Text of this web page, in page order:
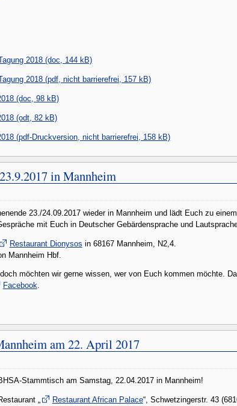
2018 (doc, 144 kB)
2018 (pdf, nicht barrierefrei, 157 kB)
(doc, 98 kB)
(odt, 82 kB)
(pdf-Druckversion, nicht barrierefrei, 158 kB)
in Mannheim
23./24.09.2017 wieder in Mannheim und lädt Euch zu
mit Euch in Deutscher Gebärdensprache und
Restaurant Dionysos in 68167 Mannheim, N2,4.
Mannheim Hbf.
möchten wir gerne wissen, wer von Euch kommen möchte.
Facebook.
am 22. April 2017
Stammtisch am Samstag, 22.04.2017 in Mannheim!
„ Restaurant African Palace“, Schwetzingerstr. 43